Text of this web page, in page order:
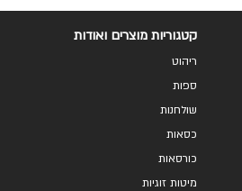
קטגוריות מוצרים ואודות
ריהוט
ספות
שולחנות
כסאות
כורסאות
מיטות זוגיות